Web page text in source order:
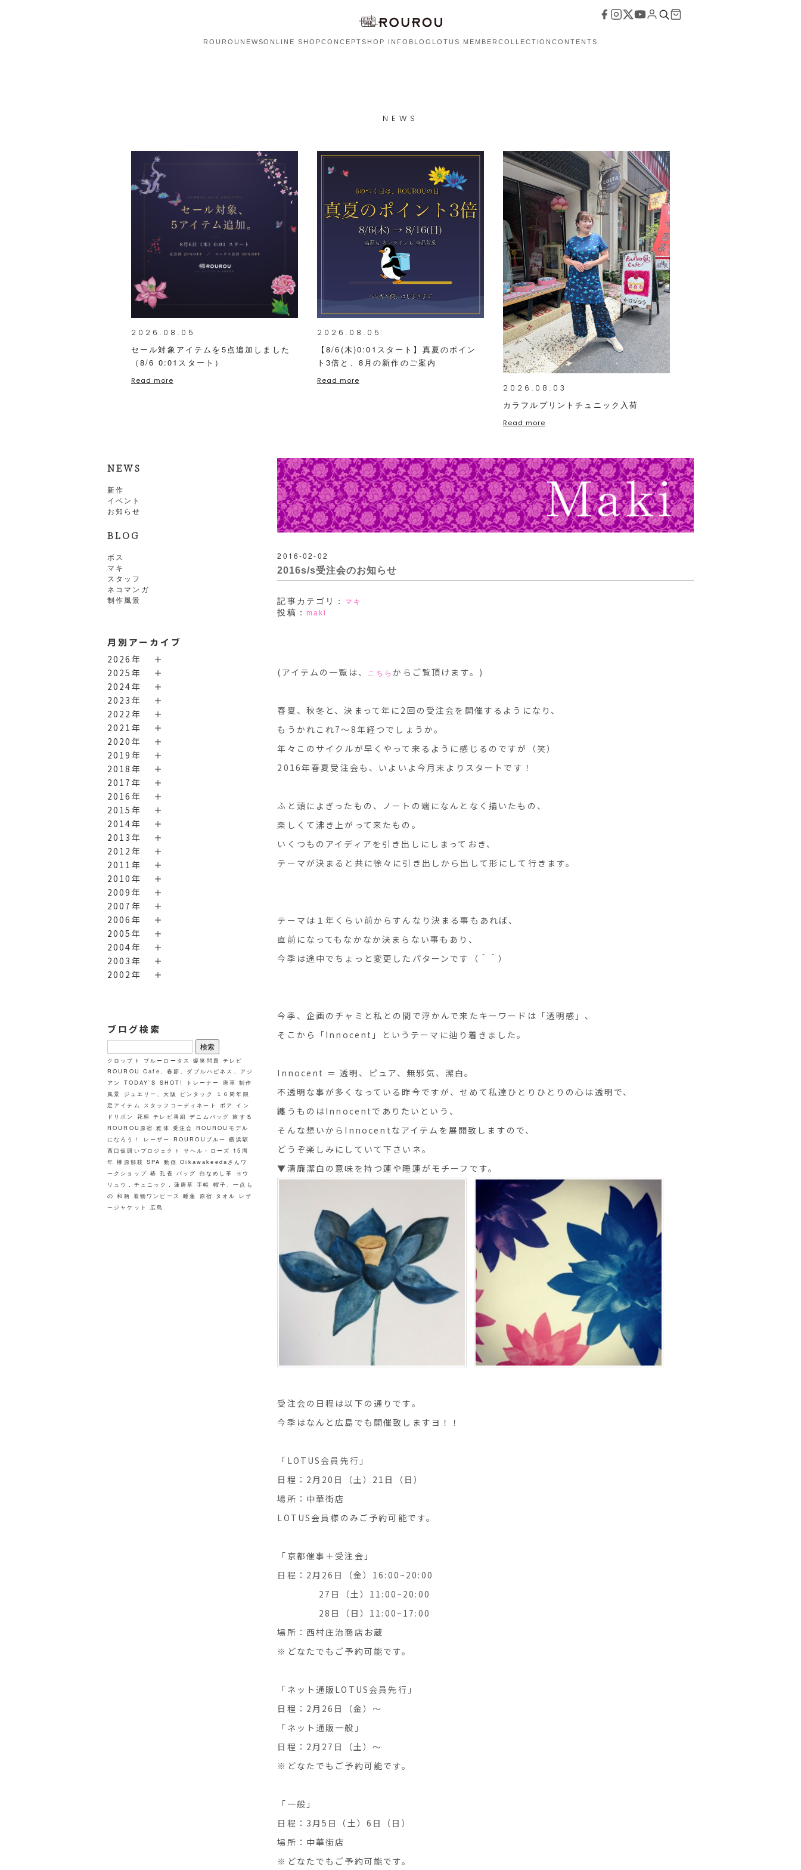
ROUROU NEWSONLINE SHOPCONCEPTSHOP INFO BLOG LOTUS MEMBER COLLECTIONCONTENTS
NEWS
2026.08.05
セール対象アイテムを5点追加しました
（8/6 0:01スタート）
Read more
2026.08.05
【8/6(木)0:01スタート】真夏のポイン
ト3倍と、8月の新作のご案内
Read more
2026.08.03
カラフルプリントチュニック入荷
Read more
NEWS
新作
イベント
お知らせ
BLOG
ボス
マキ
スタッフ
ネコマンガ
制作風景
月別アーカイブ
2026年
2025年
2024年
2023年
2022年
2021年
2020年
2019年
2018年
2017年
2016年
2015年
2014年
2013年
2012年
2011年
2010年
2009年
2007年
2006年
2005年
2004年
2003年
2002年
ブログ検索
検
索:
クロップト ブルーロータス 爆笑問題 テレビ
ROUROU Cafe、春節、ダブルハピネス、アジ
アン
TODAY`S SHOT! トレーナー 唐草 制作
風景
ジュエリー、大阪 ピンタック
１６周年限
定アイテム
スタッフコーディネート ボア イン
ドリボン
花柄 テレビ番組 デニムバッグ 旅する
ROUROU原宿 雅体 受注会 ROUROUモデル
になろう！
レーザー ROUROUブルー 横浜駅
西口仮囲いプロジェクト
サヘル・ローズ 15周
年 榊原郁枝 SPA 動画 Oikawakeedaさんワ
ークショップ 椿 孔雀 バッグ 白なめし革
ヨウ
リュウ，チュニック，蓮唐草 手帳 帽子、一点も
の 和柄 着物ワンピース 睡蓮 原宿 タオル
レザ
ージャケット
広島
2016-02-02
2016s/s受注会のお知らせ
記事カテゴリ： マキ
投稿： maki
(アイテムの一覧は、 こちらからご覧頂けます。)
春夏、秋冬と、決まって年に2回の受注会を開催するようになり、
もうかれこれ7〜8年経つでしょうか。
年々このサイクルが早くやって来るように感じるのですが（笑）
2016年春夏受注会も、いよいよ今月末よりスタートです！
ふと頭によぎったもの、ノートの端になんとなく描いたもの、
楽しくて沸き上がって来たもの。
いくつものアイディアを引き出しにしまっておき、
テーマが決まると共に徐々に引き出しから出して形にして行きます。
テーマは１年くらい前からすんなり決まる事もあれば、
直前になってもなかなか決まらない事もあり、
今季は途中でちょっと変更したパターンです（＾＾）
今季、企画のチャミと私との間で浮かんで来たキーワードは「透明感」、
そこから「Innocent」というテーマに辿り着きました。
Innocent ＝ 透明、ピュア、無邪気、潔白。
不透明な事が多くなっている昨今ですが、せめて私達ひとりひとりの心は透明で、
纏うものはInnocentでありたいという、
そんな想いからInnocentなアイテムを展開致しますので、
どうぞ楽しみにしていて下さいネ。
▼清廉潔白の意味を持つ蓮や睡蓮がモチーフです。
受注会の日程は以下の通りです。
今季はなんと広島でも開催致しますヨ！！
「LOTUS会員先行」
日程：2月20日（土）21日（日）
場所：中華街店
LOTUS会員様のみご予約可能です。
「京都催事＋受注会」
日程：2月26日（金）16:00~20:00
27日（土）11:00~20:00
28日（日）11:00~17:00
場所：西村庄治商店お蔵
※どなたでもご予約可能です。
「ネット通販LOTUS会員先行」
日程：2月26日（金）～
「ネット通販一般」
日程：2月27日（土）〜
※どなたでもご予約可能です。
「一般」
日程：3月5日（土）6日（日）
場所：中華街店
※どなたでもご予約可能です。